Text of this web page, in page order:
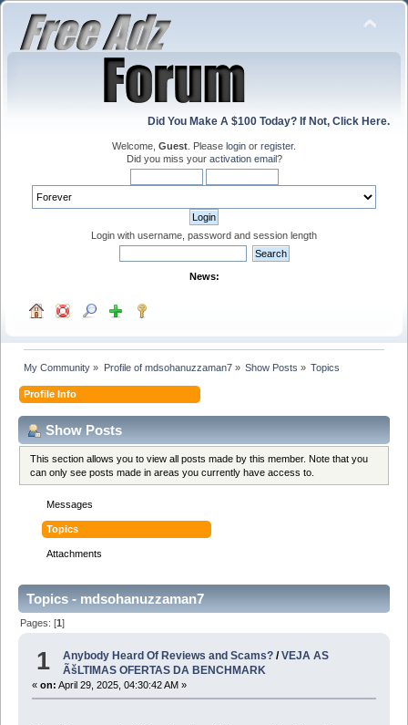
Did You Make A $100 Today? If Not, Click Here.
Welcome, Guest . Please login or register.
Did you miss your activation email?
Login with username, password and session length
News:
My Community » Profile of mdsohanuzzaman7» Show Posts » Topics
Profile Info
Show Posts
This section allows you to view all posts made by this member. Note that you
can only see posts made in areas you currently have access to.
Messages
Topics
Attachments
Topics - mdsohanuzzaman7
Pages: [1]
1 Anybody Heard Of Reviews and Scams? /VEJA AS
ÃšLTIMAS OFERTAS DA BENCHMARK
« on: April 29, 2025, 04:30:42 AM »